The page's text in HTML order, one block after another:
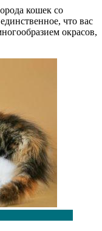
кошек со
что вас
окрасов,